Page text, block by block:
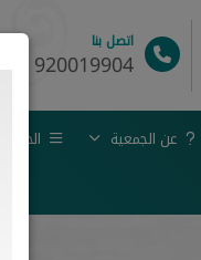
اتصل بنا
920019904
عن الجمعية الحوكمة